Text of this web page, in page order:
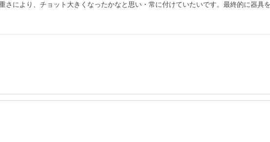
さにより、チョット大きくなったかなと思い・常に付けていたいです。最終的に器